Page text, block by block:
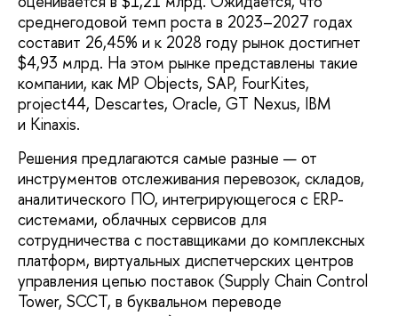
среднегодовой темп роста в 2023–2027 годах
составит 26,45% и к 2028 году рынок достигнет
$4,93 млрд. На этом рынке представлены такие
компании, как MP Objects, SAP, FourKites,
project44, Descartes, Oracle, GT Nexus, IBM
и Kinaxis.
Решения предлагаются самые разные — от
инструментов отслеживания перевозок, складов,
аналитического ПО, интегрирующегося с ERP-
системами, облачных сервисов для
сотрудничества с поставщиками до комплексных
платформ, виртуальных диспетчерских центров
управления цепью поставок (Supply Chain Control
Tower, SCCT, в буквальном переводе